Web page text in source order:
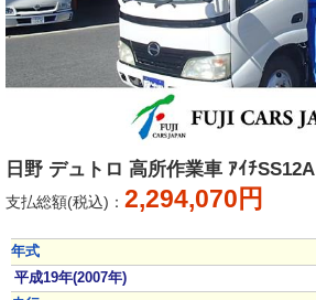
日野 デュトロ 高所作業車 ｱｲﾁSS12A
支払総額(税込)： 2,294,070円
年式
平成19年(2007年)